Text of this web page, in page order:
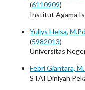
(6110909)
Institut Agama
Yullys Helsa,
(5982013)
Universitas
Febri Giantara,
STAI Diniyah